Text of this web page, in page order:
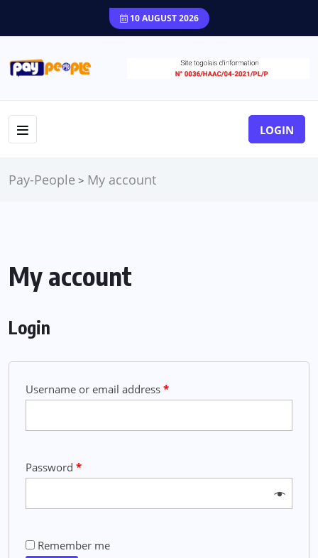
10 AUGUST 2026
LOGIN
Pay-People > My account
My account
Login
Username or email address *
Password *
Remember me